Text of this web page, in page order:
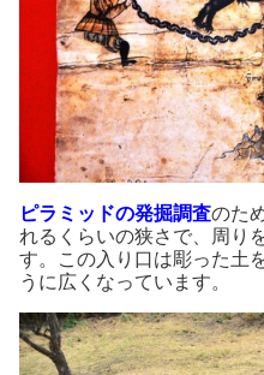
ピラミッドの発掘調査のた
れるくらいの狭さで、周り
す。この入り口は彫った土
うに広くなっています。